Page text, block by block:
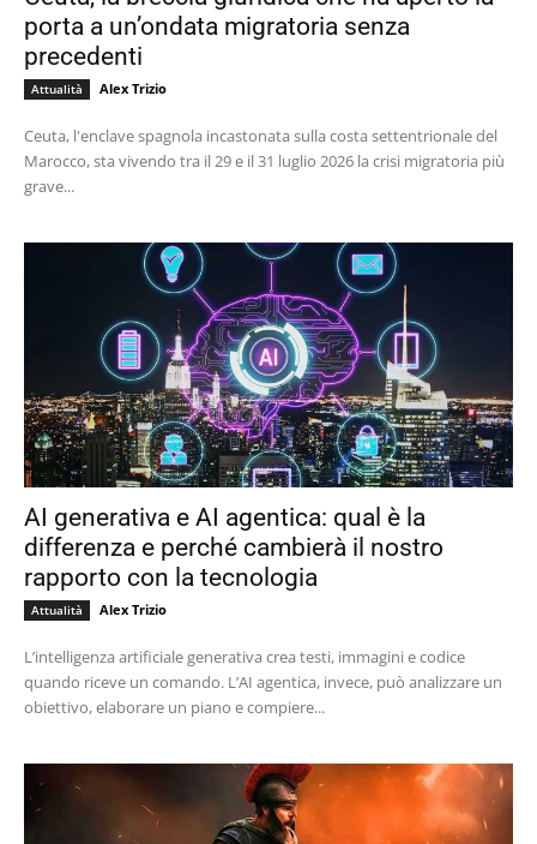
porta a un’ondata migratoria senza
precedenti
Attualità Alex Trizio
Ceuta, l'enclave spagnola incastonata sulla costa settentrionale del
Marocco, sta vivendo tra il 29 e il 31 luglio 2026 la crisi migratoria più
grave...
AI generativa e AI agentica: qual è la
differenza e perché cambierà il nostro
rapporto con la tecnologia
Attualità Alex Trizio
L’intelligenza artificiale generativa crea testi, immagini e codice
quando riceve un comando. L’AI agentica, invece, può analizzare un
obiettivo, elaborare un piano e compiere...